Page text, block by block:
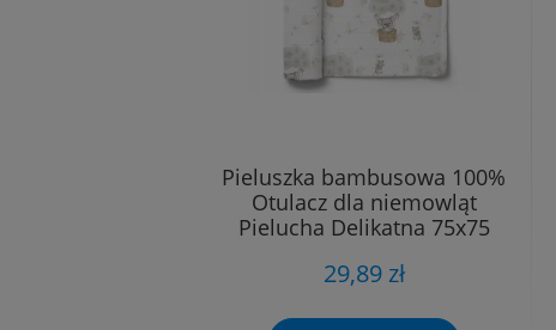
Pieluszka bambusowa 100%
Otulacz dla niemowląt
Pielucha Delikatna 75x75
29,89 zł